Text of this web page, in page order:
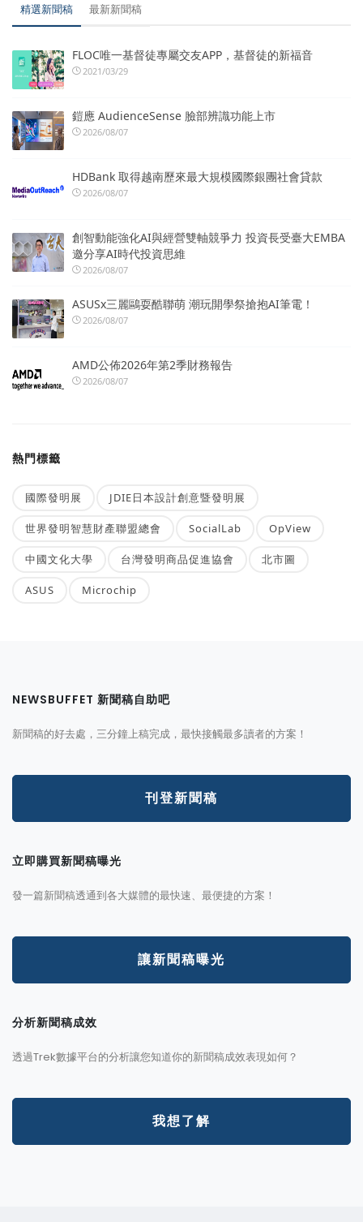
精選新聞稿 最新新聞稿
FLOC唯一基督徒專屬交友APP，基督徒的新福音
2021/03/29
鎧應 AudienceSense 臉部辨識功能上市
2026/08/07
HDBank 取得越南歷來最大規模國際銀團社會貸款
2026/08/07
創智動能強化AI與經營雙軸競爭力 投資長受臺大EMBA
邀分享AI時代投資思維
2026/08/07
ASUSx三麗鷗耍酷聯萌 潮玩開學祭搶抱AI筆電！
2026/08/07
AMD公佈2026年第2季財務報告
2026/08/07
熱門標籤
國際發明展 JDIE日本設計創意暨發明展
世界發明智慧財產聯盟總會 SocialLab OpView
中國文化大學 台灣發明商品促進協會 北市圖
ASUS Microchip
NEWSBUFFET 新聞稿自助吧
新聞稿的好去處，三分鐘上稿完成，最快接觸最多讀者的方案！
刊登新聞稿
立即購買新聞稿曝光
發一篇新聞稿透通到各大媒體的最快速、最便捷的方案！
讓新聞稿曝光
分析新聞稿成效
透過Trek數據平台的分析讓您知道你的新聞稿成效表現如何？
我想了解